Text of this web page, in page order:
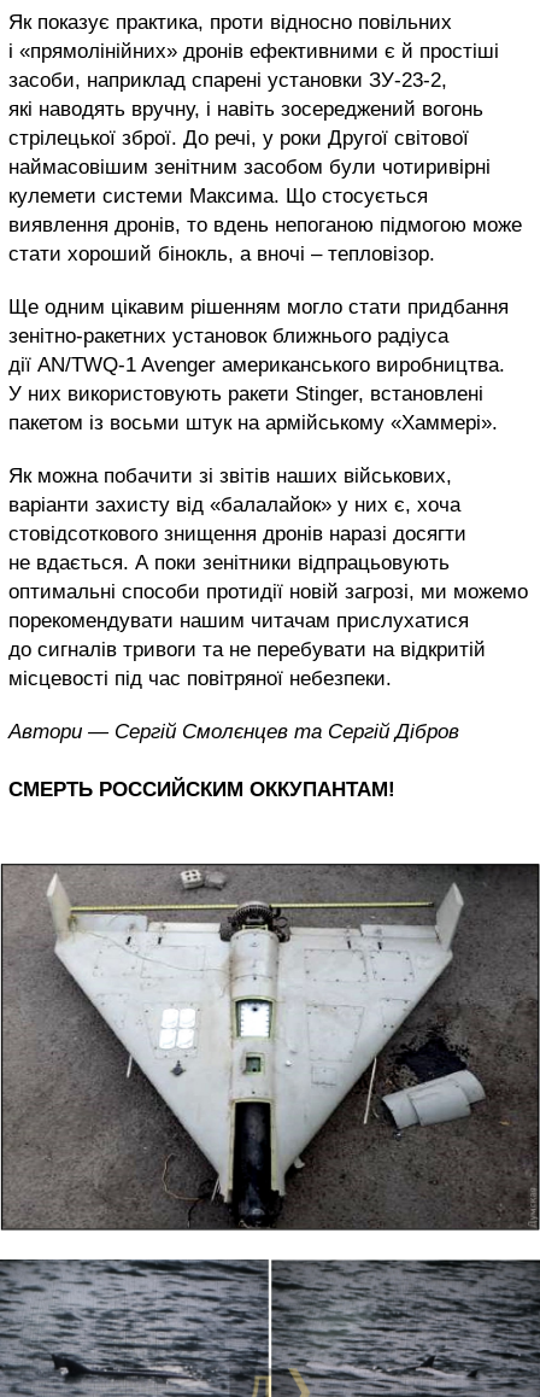
Як показує практика, проти відносно повільних
і «прямолінійних» дронів ефективними є й простіші
засоби, наприклад спарені установки ЗУ-23-2,
які наводять вручну, і навіть зосереджений вогонь
стрілецької зброї. До речі, у роки Другої світової
наймасовішим зенітним засобом були чотиривірні
кулемети системи Максима. Що стосується
виявлення дронів, то вдень непоганою підмогою може
стати хороший бінокль, а вночі – тепловізор.
Ще одним цікавим рішенням могло стати придбання
зенітно-ракетних установок ближнього радіуса
дії AN/TWQ-1 Avenger американського виробництва.
У них використовують ракети Stinger, встановлені
пакетом із восьми штук на армійському «Хаммері».
Як можна побачити зі звітів наших військових,
варіанти захисту від «балалайок» у них є, хоча
стовідсоткового знищення дронів наразі досягти
не вдається. А поки зенітники відпрацьовують
оптимальні способи протидії новій загрозі, ми можемо
порекомендувати нашим читачам прислухатися
до сигналів тривоги та не перебувати на відкритій
місцевості під час повітряної небезпеки.
Автори — Сергій Смолєнцев та Сергій Дібров
СМЕРТЬ РОССИЙСКИМ ОККУПАНТАМ!